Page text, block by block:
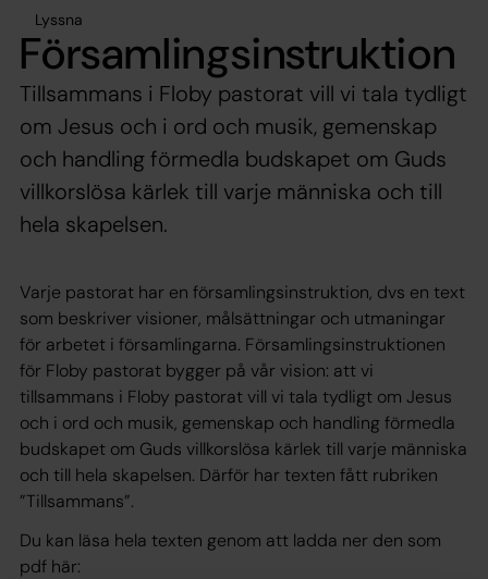
Lyssna
Församlingsinstruktion
Tillsammans i Floby pastorat vill vi tala tydligt
om Jesus och i ord och musik, gemenskap
och handling förmedla budskapet om Guds
villkorslösa kärlek till varje människa och till
hela skapelsen.
Varje pastorat har en församlingsinstruktion, dvs en text
som beskriver visioner, målsättningar och utmaningar
för arbetet i församlingarna. Församlingsinstruktionen
för Floby pastorat bygger på vår vision: att vi
tillsammans i Floby pastorat vill vi tala tydligt om Jesus
och i ord och musik, gemenskap och handling förmedla
budskapet om Guds villkorslösa kärlek till varje människa
och till hela skapelsen. Därför har texten fått rubriken
”Tillsammans”.
Du kan läsa hela texten genom att ladda ner den som
pdf här: